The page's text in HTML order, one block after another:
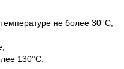
не более 30°C;
130°C.